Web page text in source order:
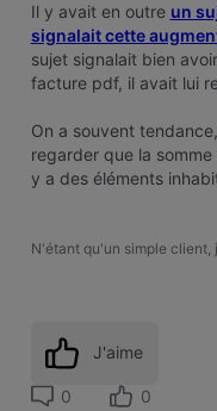
Il y avait en outre un
signalait cette
sujet signalait bien
facture pdf, il avait lui
On a souvent
regarder que la
y a des éléments
N'étant qu'un simple client,
J'aime
0 0